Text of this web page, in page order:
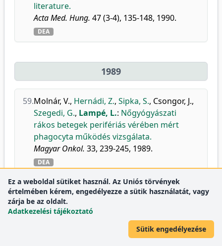
literature.
Acta Med. Hung. 47 (3-4), 135-148, 1990.
DEA
1989
59.Molnár, V., Hernádi, Z., Sipka, S., Csongor, J.,
Szegedi, G., Lampé, L.: Nőgyógyászati
rákos betegek perifériás vérében mért
phagocyta működés vizsgálata.
Magyar Onkol. 33, 239-245, 1989.
DEA
Thomázy, V.,Molnár, P.
Ez a weboldal sütiket használ. Az Uniós törvények
értelmében kérem, engedélyezze a sütik használatát, vagy
zárja be az oldalt.
Adatkezelési tájékoztató
Sütik engedélyezése